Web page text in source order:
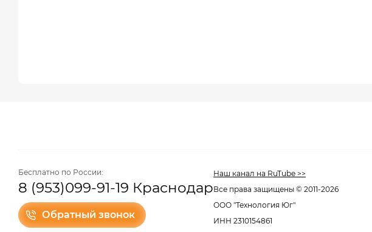
Бесплатно по России:
8 (953)099-91-19 Краснодар
Обратный звонок
Наш канал на RuTube >>
Все права защищены © 2011-2026
ООО "Технология Юг"
ИНН 2310154861